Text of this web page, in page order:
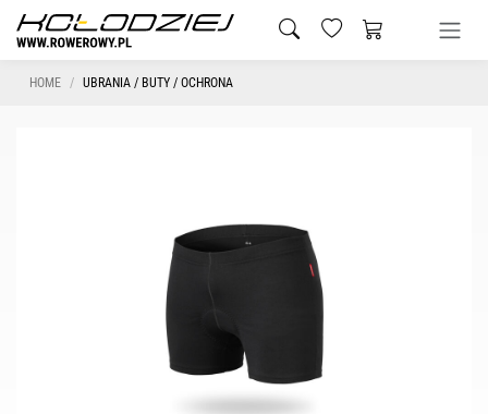
HOME UBRANIA / BUTY / OCHRONA